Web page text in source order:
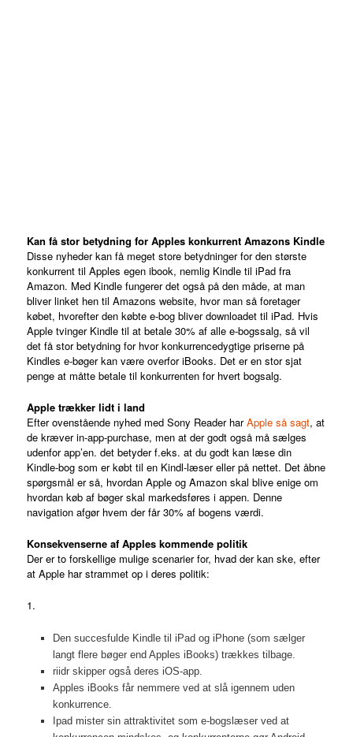
Kan få stor betydning for Apples konkurrent Amazons Kindle
Disse nyheder kan få meget store betydninger for den største
konkurrent til Apples egen ibook, nemlig Kindle til iPad fra
Amazon. Med Kindle fungerer det også på den måde, at man
bliver linket hen til Amazons website, hvor man så foretager
købet, hvorefter den købte e-bog bliver downloadet til iPad. Hvis
Apple tvinger Kindle til at betale 30% af alle e-bogssalg, så vil
det få stor betydning for hvor konkurrencedygtige priserne på
Kindles e-bøger kan være overfor iBooks. Det er en stor sjat
penge at måtte betale til konkurrenten for hvert bogsalg.
Apple trækker lidt i land
Efter ovenstående nyhed med Sony Reader harApple så sagt, at
de kræver in-app-purchase, men at der godt også må sælges
udenfor app’en. det betyder f.eks. at du godt kan læse din
Kindle-bog som er købt til en Kindl-læser eller på nettet. Det åbne
spørgsmål er så, hvordan Apple og Amazon skal blive enige om
hvordan køb af bøger skal markedsføres i appen. Denne
navigation afgør hvem der får 30% af bogens værdi.
Konsekvenserne af Apples kommende politik
Der er to forskellige mulige scenarier for, hvad der kan ske, efter
at Apple har strammet op i deres politik:
1.
Den succesfulde Kindle til iPad og iPhone (som sælger
langt flere bøger end Apples iBooks) trækkes tilbage.
riidr skipper også deres iOS-app.
Apples iBooks får nemmere ved at slå igennem uden
konkurrence.
Ipad mister sin attraktivitet som e-bogslæser ved at